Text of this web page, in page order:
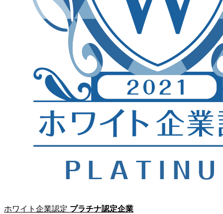
ホワイト企業認定 プラチナ認定企業